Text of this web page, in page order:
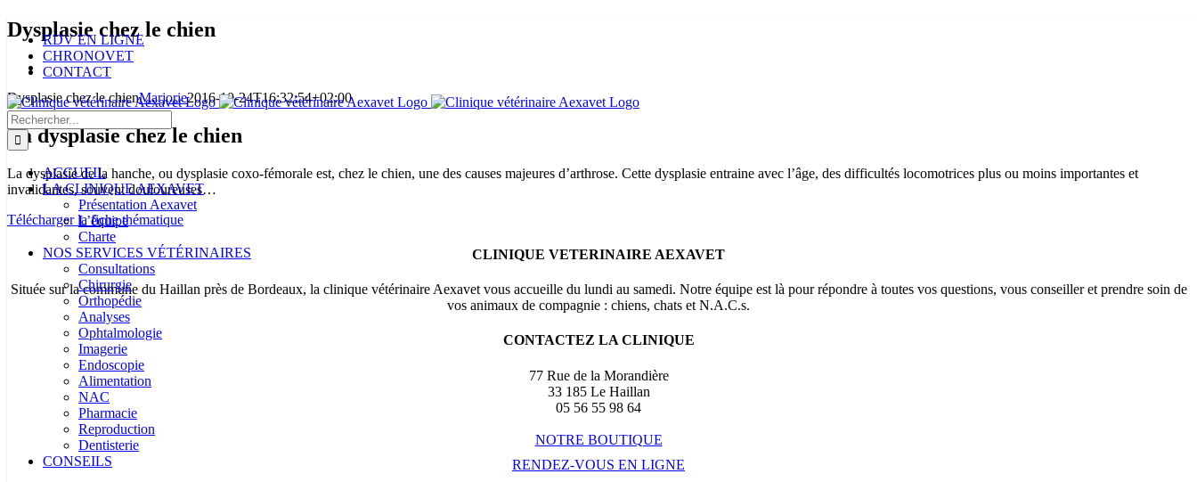
Passer
au
contenu
Facebook
InstagramRDV EN LIGNE
CHRONOVET
CONTACT
Rechercher:
ACCUEIL
LA CLINIQUE AEXAVET
Présentation Aexavet
L’équipe
Charte
NOS SERVICES VÉTÉRINAIRES
Consultations
Chirurgie
Orthopédie
Analyses
Ophtalmologie
Imagerie
Endoscopie
Alimentation
NAC
Pharmacie
Reproduction
Dentisterie
CONSEILS
Dysplasie chez le chien
View
Larger
Image
Dysplasie chez le chienMarjorie2016-10-24T16:32:54+02:00
La dysplasie chez le chien
La dysplasie de la hanche, ou dysplasie coxo-fémorale est, chez le chien, une des causes majeures d’arthrose. Cette dysplasie entraine avec l’âge, des difficultés locomotrices plus ou moins importantes et
invalidantes, souvent douloureuses…
Télécharger la fiche thématique
CLINIQUE VETERINAIRE AEXAVET
Située sur la commune du Haillan près de Bordeaux, la clinique vétérinaire Aexavet vous accueille du lundi au samedi. Notre équipe est là pour répondre à toutes vos questions, vous conseiller et prendre soin de
vos animaux de compagnie : chiens, chats et N.A.C.s.
CONTACTEZ LA CLINIQUE
77 Rue de la Morandière
33 185 Le Haillan
05 56 55 98 64
NOTRE BOUTIQUE
RENDEZ-VOUS EN LIGNE